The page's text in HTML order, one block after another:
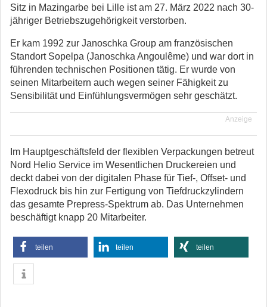
Sitz in Mazingarbe bei Lille ist am 27. März 2022 nach 30-
jähriger Betriebszugehörigkeit verstorben.
Er kam 1992 zur Janoschka Group am französischen
Standort Sopelpa (Janoschka Angoulême) und war dort in
führenden technischen Positionen tätig. Er wurde von
seinen Mitarbeitern auch wegen seiner Fähigkeit zu
Sensibilität und Einfühlungsvermögen sehr geschätzt.
Anzeige
Im Hauptgeschäftsfeld der flexiblen Verpackungen betreut
Nord Helio Service im Wesentlichen Druckereien und
deckt dabei von der digitalen Phase für Tief-, Offset- und
Flexodruck bis hin zur Fertigung von Tiefdruckzylindern
das gesamte Prepress-Spektrum ab. Das Unternehmen
beschäftigt knapp 20 Mitarbeiter.
teilen teilen teilen